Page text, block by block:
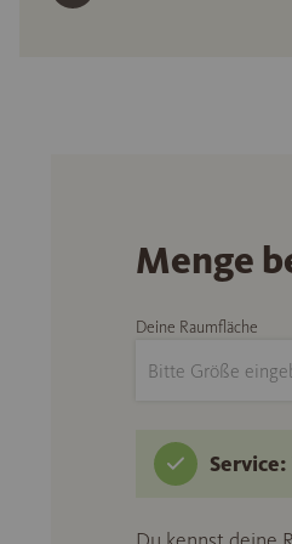
Menge
Deine Raumfläche
Service: